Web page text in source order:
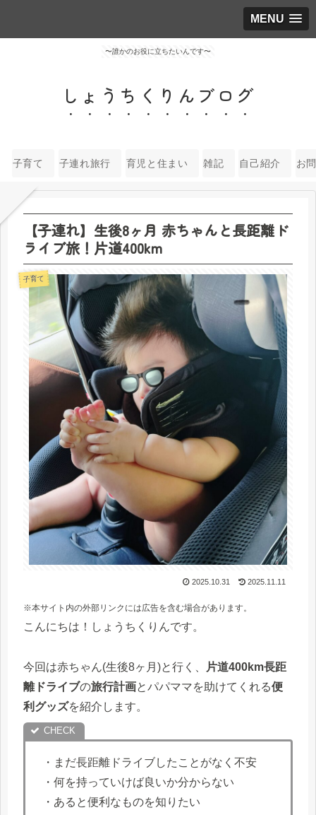
MENU
〜誰かのお役に立ちたいんです〜
しょうちくりんブログ
子育て 子連れ旅行 育児と住まい 雑記 自己紹介 お
【子連れ】生後8ヶ月 赤ちゃんと長距離ド
ライブ旅！片道400km
子育て
2025.10.31 2025.11.11
※本サイト内の外部リンクには広告を含む場合があります。
こんにちは！しょうちくりんです。
今回は赤ちゃん(生後8ヶ月)と行く、
片道400km長距
離ドライブの旅行計画とパパママを助けてくれる便
利グッズを紹介します。
・まだ長距離ドライブしたことがなく不安
・何を持っていけば良いか分からない
・あると便利なものを知りたい